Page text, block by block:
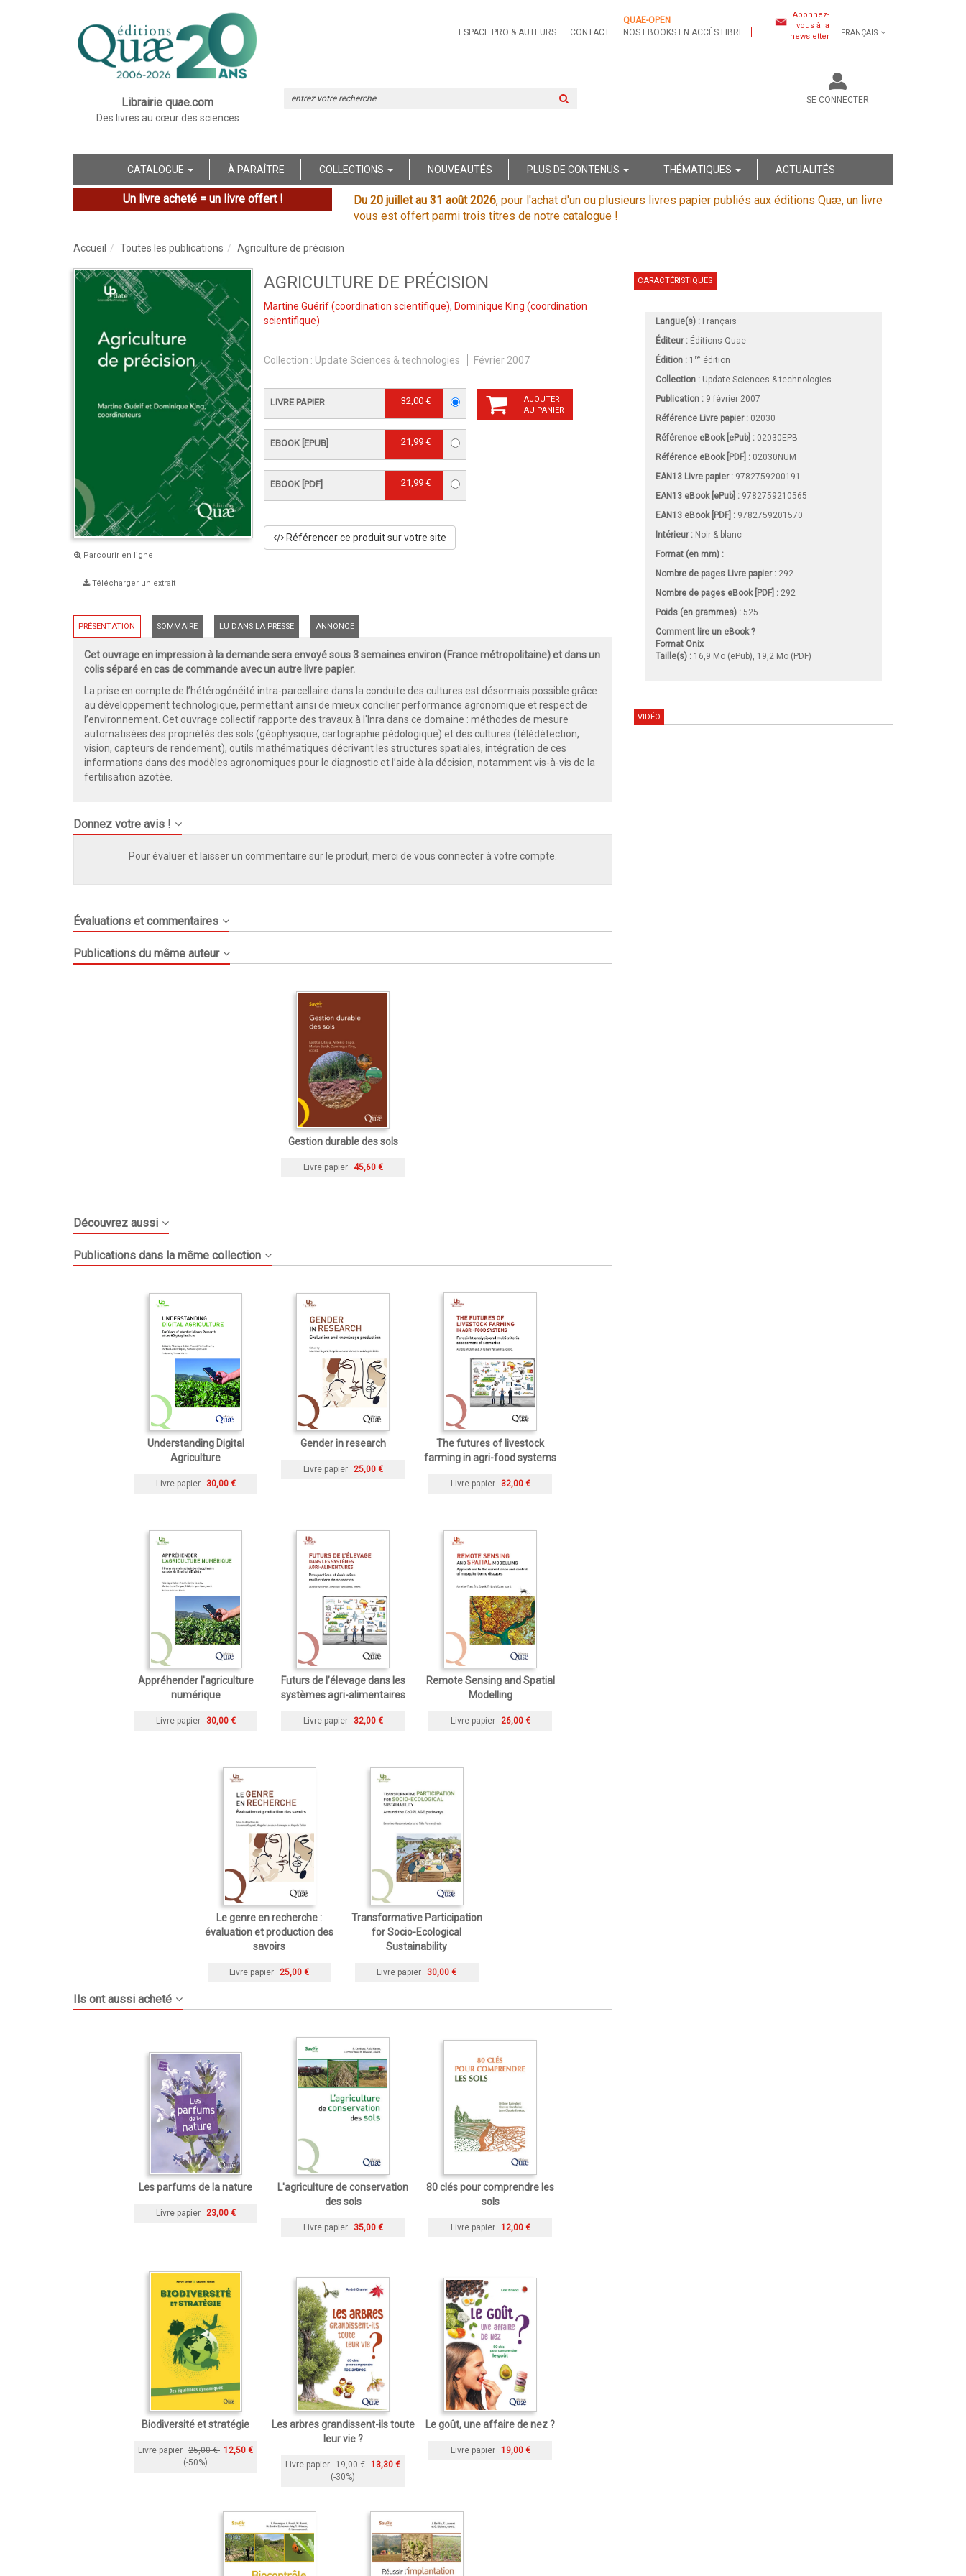
Librairie quae.com
Des livres au cœur des sciences
ESPACE PRO & AUTEURS CONTACT
QUAE-OPEN
NOS EBOOKS EN ACCÈS LIBRE
Abonnez-
vous à la
newsletter
FRANÇAIS
SE CONNECTER
CATALOGUE À PARAÎTRE COLLECTIONS NOUVEAUTÉS PLUS DE CONTENUS THÉMATIQUES ACTUALITÉS
Un livre acheté = un livre offert ! Du 20 juillet au 31 août 2026, pour l'achat d'un ou plusieurs livres papier publiés aux éditions Quæ, un livre
vous est offert parmi trois titres de notre catalogue !
Accueil Toutes les publications Agriculture de précision
Parcourir en ligne
Télécharger un extrait
AGRICULTURE DE PRÉCISION
Martine Guérif(coordination scientifique), Dominique King (coordination
scientifique)
Collection : Update Sciences & technologies Février 2007
LIVRE PAPIER 32,00 €
EBOOK [EPUB] 21,99 €
EBOOK [PDF] 21,99 €
AJOUTER
AU PANIER
Référencer ce produit sur votre site
PRÉSENTATION SOMMAIRE LU DANS LA PRESSE ANNONCE
Cet ouvrage en impression à la demande sera envoyé sous 3 semaines environ (France métropolitaine) et dans un
colis séparé en cas de commande avec un autre livre papier.
La prise en compte de l’hétérogénéité intra-parcellaire dans la conduite des cultures est désormais possible grâce
au développement technologique, permettant ainsi de mieux concilier performance agronomique et respect de
l’environnement. Cet ouvrage collectif rapporte des travaux à l'Inra dans ce domaine : méthodes de mesure
automatisées des propriétés des sols (géophysique, cartographie pédologique) et des cultures (télédétection,
vision, capteurs de rendement), outils mathématiques décrivant les structures spatiales, intégration de ces
informations dans des modèles agronomiques pour le diagnostic et l’aide à la décision, notamment vis-à-vis de la
fertilisation azotée.
Donnez votre avis !
Pour évaluer et laisser un commentaire sur le produit, merci de vous connecter à votre compte.
Évaluations et commentaires
Publications du même auteur
Gestion durable des sols
Livre papier 45,60 €
Découvrez aussi
Publications dans la même collection
Understanding Digital
Agriculture
Livre papier 30,00 €
Gender in research
Livre papier 25,00 €
The futures of livestock
farming in agri-food systems
Livre papier 32,00 €
Appréhender l'agriculture
numérique
Livre papier 30,00 €
Futurs de l’élevage dans les
systèmes agri-alimentaires
Livre papier 32,00 €
Remote Sensing and Spatial
Modelling
Livre papier 26,00 €
Le genre en recherche :
évaluation et production des
savoirs
Livre papier 25,00 €
Transformative Participation
for Socio-Ecological
Sustainability
Livre papier 30,00 €
Ils ont aussi acheté
Les parfums de la nature
Livre papier 23,00 €
L'agriculture de conservation
des sols
Livre papier 35,00 €
80 clés pour comprendre les
sols
Livre papier 12,00 €
Biodiversité et stratégie
Livre papier 25,00 € 12,50 €
(-50%)
Les arbres grandissent-ils toute
leur vie ?
Livre papier 19,00 € 13,30 €
(-30%)
Le goût, une affaire de nez ?
Livre papier 19,00 €
CARACTÉRISTIQUES
Langue(s) : Français
Éditeur : Éditions Quae
Édition : 1 re édition
Collection : Update Sciences & technologies
Publication : 9 février 2007
Référence Livre papier : 02030
Référence eBook [ePub] : 02030EPB
Référence eBook [PDF] : 02030NUM
EAN13 Livre papier : 9782759200191
EAN13 eBook [ePub] : 9782759210565
EAN13 eBook [PDF] : 9782759201570
Intérieur : Noir & blanc
Format (en mm) :
Nombre de pages Livre papier: 292
Nombre de pages eBook [PDF] : 292
Poids (en grammes) : 525
Comment lire un eBook ?
Format Onix
Taille(s) : 16,9 Mo (ePub), 19,2 Mo (PDF)
VIDÉO